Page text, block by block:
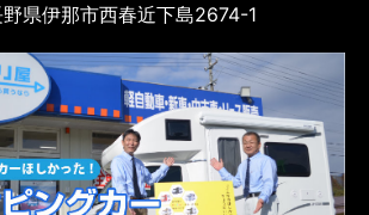
県伊那市西春近下島2674-1